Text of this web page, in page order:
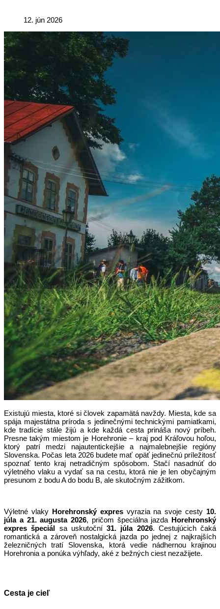
12. jún 2026
Existujú miesta, ktoré si človek zapamätá navždy. Miesta, kde sa
spája majestátna príroda s jedinečnými technickými pamiatkami,
kde tradície stále žijú a kde každá cesta prináša nový príbeh.
Presne takým miestom je Horehronie – kraj pod Kráľovou hoľou,
ktorý patrí medzi najautentickejšie a najmalebnejšie regióny
Slovenska. Počas leta 2026 budete mať opäť jedinečnú príležitosť
spoznať tento kraj netradičným spôsobom. Stačí nasadnúť do
výletného vlaku a vydať sa na cestu, ktorá nie je len obyčajným
presunom z bodu A do bodu B, ale skutočným zážitkom.
Výletné vlaky Horehronský expresvyrazia na svoje cesty 10.
júla a 21. augusta 2026, pričom špeciálna jazda Horehronský
expres špeciál sa uskutoční 31. júla 2026. Cestujúcich čaká
romantická a zároveň nostalgická jazda po jednej z najkrajších
železničných tratí Slovenska, ktorá vedie nádhernou krajinou
Horehronia a ponúka výhľady, aké z bežných ciest nezažijete.
Cesta je cieľ